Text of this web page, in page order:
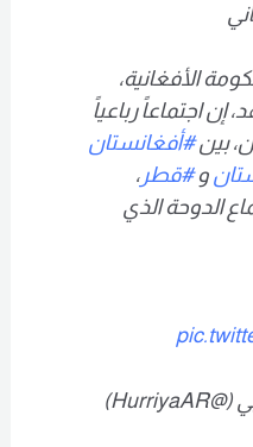
الأفغانية،
إن اجتماعاً رباعياً
بين#أفغانستان
و#قطر ،
الدوحة الذي